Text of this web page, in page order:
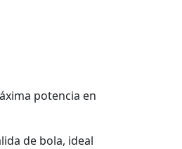
potencia en
de bola, ideal